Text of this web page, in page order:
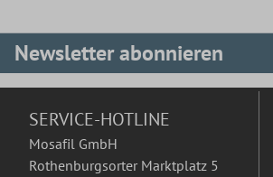
Newsletter abonnieren
SERVICE-HOTLINE
Mosafil GmbH
Rothenburgsorter Marktplatz 5